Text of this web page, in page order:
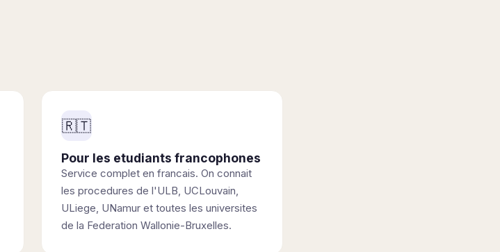
🇷🇹
Pour les etudiants francophones
Service complet en francais. On connait
les procedures de l'ULB, UCLouvain,
ULiege, UNamur et toutes les universites
de la Federation Wallonie-Bruxelles.